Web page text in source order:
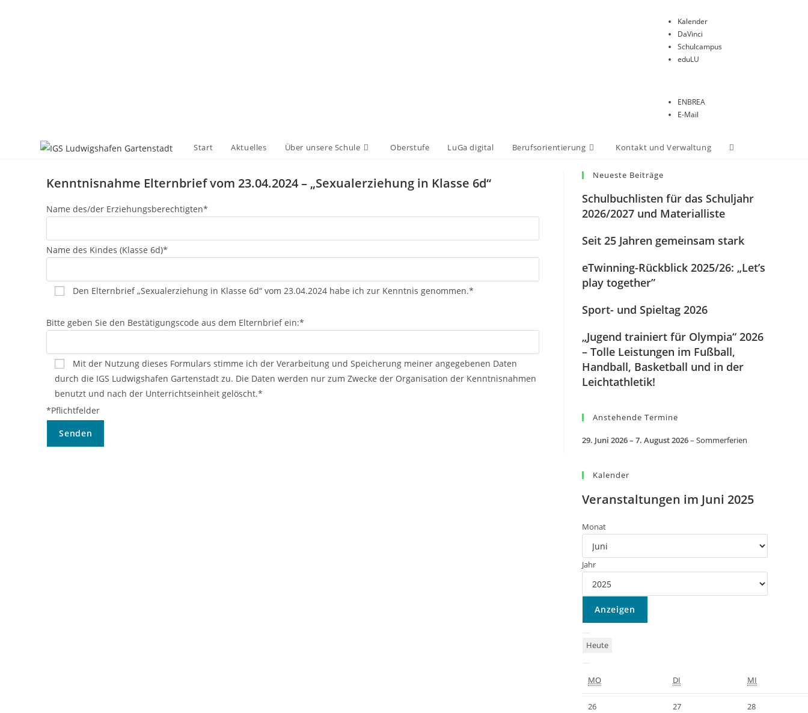
Kalender
DaVinci
Schulcampus
eduLU
ENBREA
E-Mail
Start Aktuelles Über unsere Schule Oberstufe LuGa digital Berufsorientierung Kontakt und Verwaltung
Kenntnisnahme Elternbrief vom 23.04.2024 – „Sexualerziehung in Klasse 6d“
Name des/der Erziehungsberechtigten*
Name des Kindes (Klasse 6d)*
Den Elternbrief „Sexualerziehung in Klasse 6d“ vom 23.04.2024 habe ich zur Kenntnis genommen.*
Bitte geben Sie den Bestätigungscode aus dem Elternbrief ein:*
Mit der Nutzung dieses Formulars stimme ich der Verarbeitung und Speicherung meiner angegebenen Daten
durch die IGS Ludwigshafen Gartenstadt zu. Die Daten werden nur zum Zwecke der Organisation der Kenntnisnahmen
benutzt und nach der Unterrichtseinheit gelöscht.*
*Pflichtfelder
Neueste Beiträge
Schulbuchlisten für das Schuljahr
2026/2027 und Materialliste
Seit 25 Jahren gemeinsam stark
eTwinning-Rückblick 2025/26: „Let’s
play together”
Sport- und Spieltag 2026
„Jugend trainiert für Olympia“ 2026
– Tolle Leistungen im Fußball,
Handball, Basketball und in der
Leichtathletik!
Anstehende Termine
29. Juni 2026– 7. August 2026–Sommerferien
Kalender
Veranstaltungen im Juni 2025
Monat
Jahr
Heute
MO DI MI
26 27 28